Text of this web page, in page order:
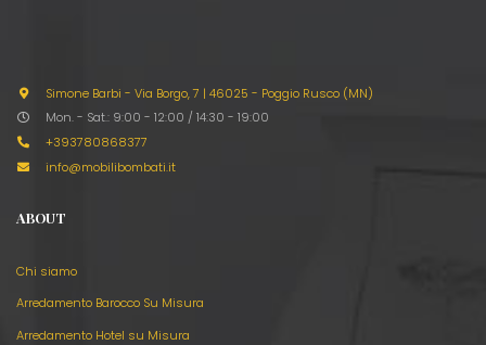
Simone Barbi - Via Borgo, 7 |46025 - Poggio Rusco (MN)
Mon. - Sat.: 9:00 - 12:00 / 14:30 - 19:00
+393780868377
info@mobilibombati.it
ABOUT
Chi siamo
Arredamento Barocco Su Misura
Arredamento Hotel su Misura